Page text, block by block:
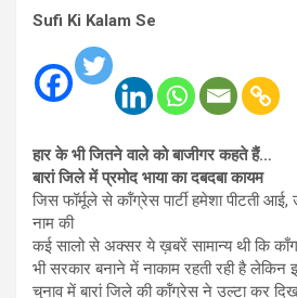
Sufi Ki Kalam Se
हार के भी जितने वाले को बाजीगर कहते हैं…
बारां जिले में प्रमोद भाया का दबदबा कायम
जिस फॉर्मूले से कॉंग्रेस पार्टी हमेशा पीटती
नाम की
कई सालो से अक्सर ये ख़बरें सामान्य थी कि
भी सरकार बनाने में नाकाम रहती रही है लेकिन
चुनाव में बारां जिले की कॉंग्रेस ने उल्टा कर